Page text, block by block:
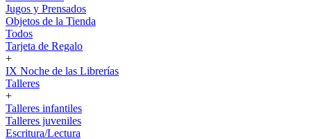
Jugos y Prensados
Objetos de la Tienda
Todos
Tarjeta de Regalo
+
IX Noche de las Librerías
Talleres
+
Talleres infantiles
Talleres juveniles
Escritura/Lectura